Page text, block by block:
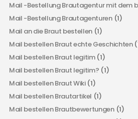
Mail -Bestellung Brautagentur mit dem
Mail -Bestellung Brautagenturen(1)
Mail an die Braut bestellen (1)
Mail bestellen Braut echte Geschichten
Mail bestellen Braut legitim(1)
Mail bestellen Braut legitim? (1)
Mail bestellen Braut Wiki(1)
Mail bestellen Brautartikel (1)
Mail bestellen Brautbewertungen(1)